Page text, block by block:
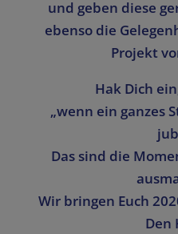
und geben diese
ebenso die
Projekt
Hak Dich
„wenn ein ganzes
Das sind die
Wir bringen Euch
Den